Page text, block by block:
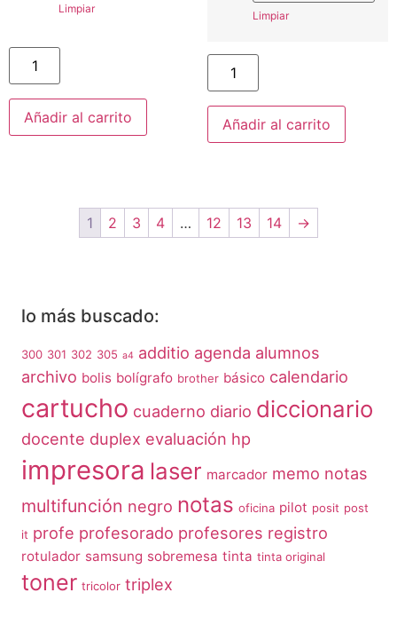
Limpiar
Añadir al carrito
Limpiar
Añadir al carrito
1 2 3 4 … 12 13 14 →
lo más buscado:
300 301 302 305 a4 additio agenda alumnos
archivo bolis bolígrafo brother básico calendario
cartucho cuaderno diario diccionario
docente duplex evaluación hp
impresora laser marcador memo notas
multifunción negro notas oficina pilot posit post
it profe profesorado profesores registro
rotulador samsung sobremesa tinta tinta original
toner tricolor triplex